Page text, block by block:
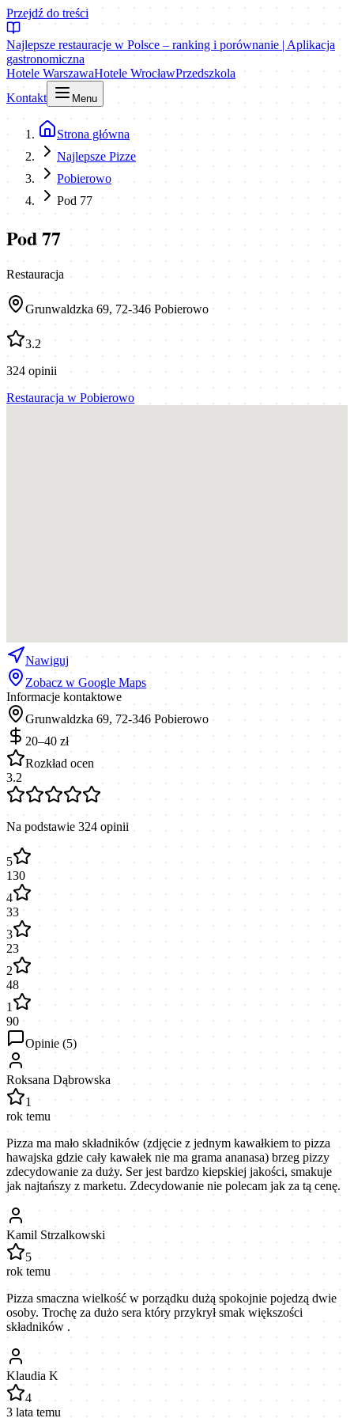
Przejdź do treści
Najlepsze restauracje w Polsce – ranking i porównanie | Aplikacja
gastronomiczna
Hotele WarszawaHotele WrocławPrzedszkola
Kontakt
Menu
Strona główna
Najlepsze Pizze
Pobierowo
Pod 77
Pod 77
Restauracja
Grunwaldzka 69, 72-346 Pobierowo
3.2
324 opinii
Restauracja w Pobierowo
Nawiguj
Zobacz w Google Maps
Informacje kontaktowe
Grunwaldzka 69, 72-346 Pobierowo
20–40 zł
Rozkład ocen
3.2
Na podstawie 324 opinii
5
130
4
33
3
23
2
48
1
90
Opinie (5)
Roksana Dąbrowska
1
rok temu
Pizza ma mało składników (zdjęcie z jednym kawałkiem to pizza
hawajska gdzie cały kawałek nie ma grama ananasa) brzeg pizzy
zdecydowanie za duży. Ser jest bardzo kiepskiej jakości, smakuje
jak najtańszy z marketu. Zdecydowanie nie polecam jak za tą cenę.
Kamil Strzalkowski
5
rok temu
Pizza smaczna wielkość w porządku dużą spokojnie pojedzą dwie
osoby. Trochę za dużo sera który przykrył smak większości
składników .
Klaudia K
4
3 lata temu